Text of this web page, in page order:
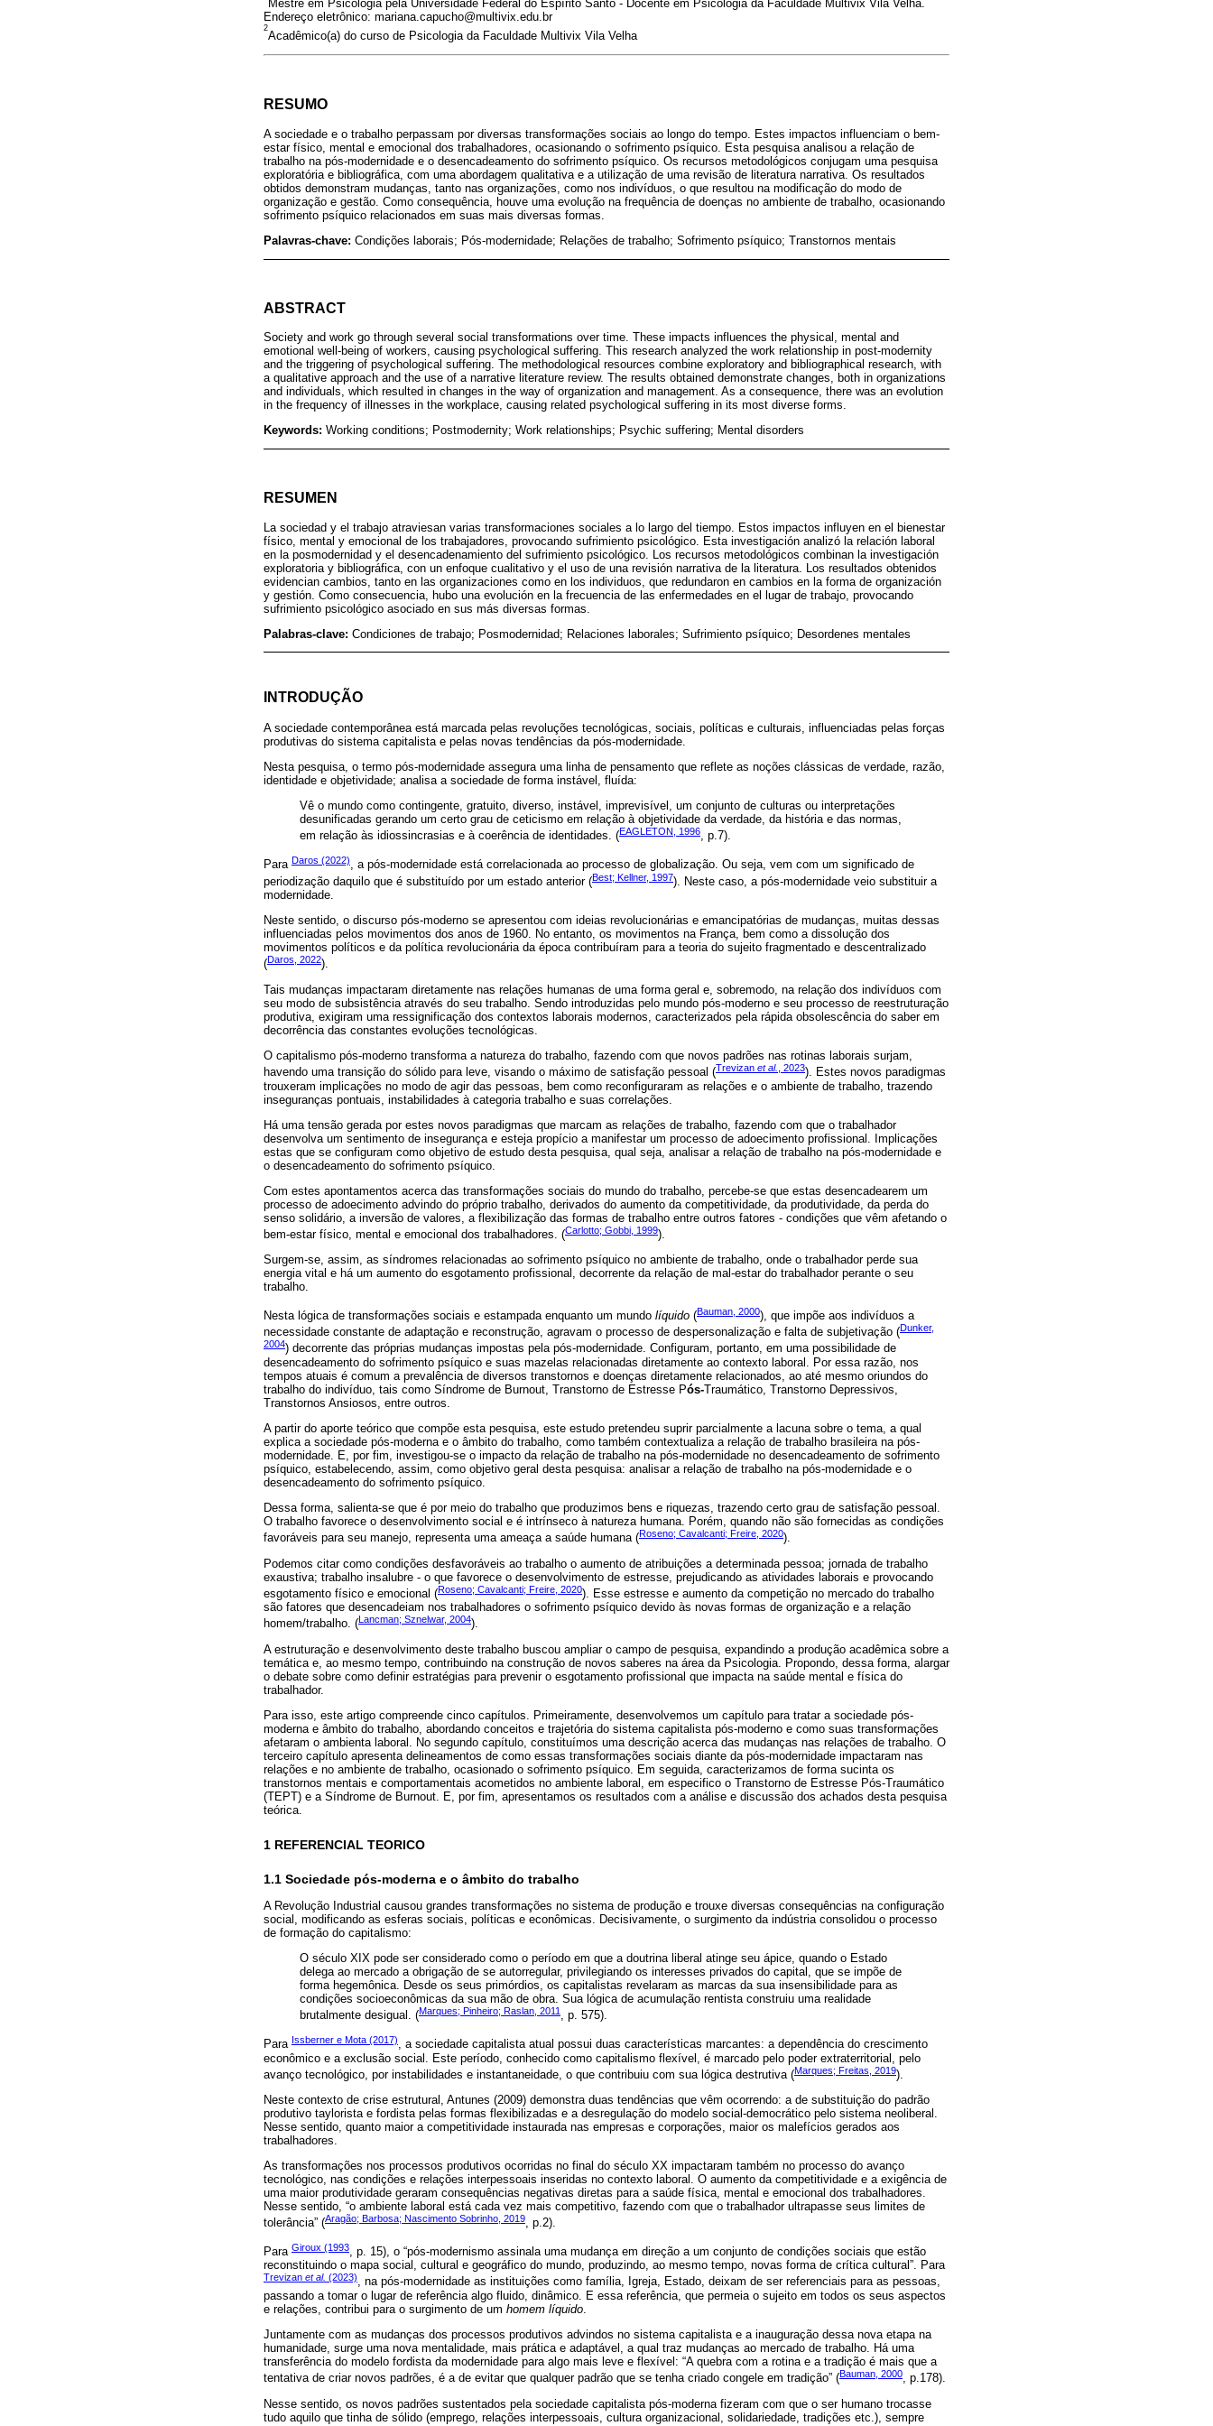
Mestre em Psicologia pela Universidade Federal do Espírito Santo - Docente em Psicologia da Faculdade Multivix Vila Velha.
Endereço eletrônico: mariana.capucho@multivix.edu.br
2
Acadêmico(a) do curso de Psicologia da Faculdade Multivix Vila Velha
RESUMO
A sociedade e o trabalho perpassam por diversas transformações sociais ao longo do tempo. Estes impactos influenciam o bem-
estar físico, mental e emocional dos trabalhadores, ocasionando o sofrimento psíquico. Esta pesquisa analisou a relação de
trabalho na pós-modernidade e o desencadeamento do sofrimento psíquico. Os recursos metodológicos conjugam uma pesquisa
exploratória e bibliográfica, com uma abordagem qualitativa e a utilização de uma revisão de literatura narrativa. Os resultados
obtidos demonstram mudanças, tanto nas organizações, como nos indivíduos, o que resultou na modificação do modo de
organização e gestão. Como consequência, houve uma evolução na frequência de doenças no ambiente de trabalho, ocasionando
sofrimento psíquico relacionados em suas mais diversas formas.
Palavras-chave: Condições laborais; Pós-modernidade; Relações de trabalho; Sofrimento psíquico; Transtornos mentais
ABSTRACT
Society and work go through several social transformations over time. These impacts influences the physical, mental and
emotional well-being of workers, causing psychological suffering. This research analyzed the work relationship in post-modernity
and the triggering of psychological suffering. The methodological resources combine exploratory and bibliographical research, with
a qualitative approach and the use of a narrative literature review. The results obtained demonstrate changes, both in organizations
and individuals, which resulted in changes in the way of organization and management. As a consequence, there was an evolution
in the frequency of illnesses in the workplace, causing related psychological suffering in its most diverse forms.
Keywords: Working conditions; Postmodernity; Work relationships; Psychic suffering; Mental disorders
RESUMEN
La sociedad y el trabajo atraviesan varias transformaciones sociales a lo largo del tiempo. Estos impactos influyen en el bienestar
físico, mental y emocional de los trabajadores, provocando sufrimiento psicológico. Esta investigación analizó la relación laboral
en la posmodernidad y el desencadenamiento del sufrimiento psicológico. Los recursos metodológicos combinan la investigación
exploratoria y bibliográfica, con un enfoque cualitativo y el uso de una revisión narrativa de la literatura. Los resultados obtenidos
evidencian cambios, tanto en las organizaciones como en los individuos, que redundaron en cambios en la forma de organización
y gestión. Como consecuencia, hubo una evolución en la frecuencia de las enfermedades en el lugar de trabajo, provocando
sufrimiento psicológico asociado en sus más diversas formas.
Palabras-clave: Condiciones de trabajo; Posmodernidad; Relaciones laborales; Sufrimiento psíquico; Desordenes mentales
INTRODUÇÃO
A sociedade contemporânea está marcada pelas revoluções tecnológicas, sociais, políticas e culturais, influenciadas pelas forças
produtivas do sistema capitalista e pelas novas tendências da pós-modernidade.
Nesta pesquisa, o termo pós-modernidade assegura uma linha de pensamento que reflete as noções clássicas de verdade, razão,
identidade e objetividade; analisa a sociedade de forma instável, fluída:
Vê o mundo como contingente, gratuito, diverso, instável, imprevisível, um conjunto de culturas ou interpretações
desunificadas gerando um certo grau de ceticismo em relação à objetividade da verdade, da história e das normas,
em relação às idiossincrasias e à coerência de identidades. (EAGLETON, 1996, p.7).
Para Daros (2022), a pós-modernidade está correlacionada ao processo de globalização. Ou seja, vem com um significado de
periodização daquilo que é substituído por um estado anterior (Best; Kellner, 1997). Neste caso, a pós-modernidade veio substituir a
modernidade.
Neste sentido, o discurso pós-moderno se apresentou com ideias revolucionárias e emancipatórias de mudanças, muitas dessas
influenciadas pelos movimentos dos anos de 1960. No entanto, os movimentos na França, bem como a dissolução dos
movimentos políticos e da política revolucionária da época contribuíram para a teoria do sujeito fragmentado e descentralizado
(Daros, 2022).
Tais mudanças impactaram diretamente nas relações humanas de uma forma geral e, sobremodo, na relação dos indivíduos com
seu modo de subsistência através do seu trabalho. Sendo introduzidas pelo mundo pós-moderno e seu processo de reestruturação
produtiva, exigiram uma ressignificação dos contextos laborais modernos, caracterizados pela rápida obsolescência do saber em
decorrência das constantes evoluções tecnológicas.
O capitalismo pós-moderno transforma a natureza do trabalho, fazendo com que novos padrões nas rotinas laborais surjam,
havendo uma transição do sólido para leve, visando o máximo de satisfação pessoal (Trevizan et al. , 2023). Estes novos paradigmas
trouxeram implicações no modo de agir das pessoas, bem como reconfiguraram as relações e o ambiente de trabalho, trazendo
inseguranças pontuais, instabilidades à categoria trabalho e suas correlações.
Há uma tensão gerada por estes novos paradigmas que marcam as relações de trabalho, fazendo com que o trabalhador
desenvolva um sentimento de insegurança e esteja propício a manifestar um processo de adoecimento profissional. Implicações
estas que se configuram como objetivo de estudo desta pesquisa, qual seja, analisar a relação de trabalho na pós-modernidade e
o desencadeamento do sofrimento psíquico.
Com estes apontamentos acerca das transformações sociais do mundo do trabalho, percebe-se que estas desencadearem um
processo de adoecimento advindo do próprio trabalho, derivados do aumento da competitividade, da produtividade, da perda do
senso solidário, a inversão de valores, a flexibilização das formas de trabalho entre outros fatores - condições que vêm afetando o
bem-estar físico, mental e emocional dos trabalhadores. (Carlotto; Gobbi, 1999).
Surgem-se, assim, as síndromes relacionadas ao sofrimento psíquico no ambiente de trabalho, onde o trabalhador perde sua
energia vital e há um aumento do esgotamento profissional, decorrente da relação de mal-estar do trabalhador perante o seu
trabalho.
Nesta lógica de transformações sociais e estampada enquanto um mundo líquido (Bauman, 2000), que impõe aos indivíduos a
necessidade constante de adaptação e reconstrução, agravam o processo de despersonalização e falta de subjetivação (Dunker,
2004) decorrente das próprias mudanças impostas pela pós-modernidade. Configuram, portanto, em uma possibilidade de
desencadeamento do sofrimento psíquico e suas mazelas relacionadas diretamente ao contexto laboral. Por essa razão, nos
tempos atuais é comum a prevalência de diversos transtornos e doenças diretamente relacionados, ao até mesmo oriundos do
trabalho do indivíduo, tais como Síndrome de Burnout, Transtorno de Estresse Pós-Traumático, Transtorno Depressivos,
Transtornos Ansiosos, entre outros.
A partir do aporte teórico que compõe esta pesquisa, este estudo pretendeu suprir parcialmente a lacuna sobre o tema, a qual
explica a sociedade pós-moderna e o âmbito do trabalho, como também contextualiza a relação de trabalho brasileira na pós-
modernidade. E, por fim, investigou-se o impacto da relação de trabalho na pós-modernidade no desencadeamento de sofrimento
psíquico, estabelecendo, assim, como objetivo geral desta pesquisa: analisar a relação de trabalho na pós-modernidade e o
desencadeamento do sofrimento psíquico.
Dessa forma, salienta-se que é por meio do trabalho que produzimos bens e riquezas, trazendo certo grau de satisfação pessoal.
O trabalho favorece o desenvolvimento social e é intrínseco à natureza humana. Porém, quando não são fornecidas as condições
favoráveis para seu manejo, representa uma ameaça a saúde humana (Roseno; Cavalcanti; Freire, 2020).
Podemos citar como condições desfavoráveis ao trabalho o aumento de atribuições a determinada pessoa; jornada de trabalho
exaustiva; trabalho insalubre - o que favorece o desenvolvimento de estresse, prejudicando as atividades laborais e provocando
esgotamento físico e emocional (Roseno; Cavalcanti; Freire, 2020). Esse estresse e aumento da competição no mercado do trabalho
são fatores que desencadeiam nos trabalhadores o sofrimento psíquico devido às novas formas de organização e a relação
homem/trabalho. (Lancman; Sznelwar, 2004).
A estruturação e desenvolvimento deste trabalho buscou ampliar o campo de pesquisa, expandindo a produção acadêmica sobre a
temática e, ao mesmo tempo, contribuindo na construção de novos saberes na área da Psicologia. Propondo, dessa forma, alargar
o debate sobre como definir estratégias para prevenir o esgotamento profissional que impacta na saúde mental e física do
trabalhador.
Para isso, este artigo compreende cinco capítulos. Primeiramente, desenvolvemos um capítulo para tratar a sociedade pós-
moderna e âmbito do trabalho, abordando conceitos e trajetória do sistema capitalista pós-moderno e como suas transformações
afetaram o ambienta laboral. No segundo capítulo, constituímos uma descrição acerca das mudanças nas relações de trabalho. O
terceiro capítulo apresenta delineamentos de como essas transformações sociais diante da pós-modernidade impactaram nas
relações e no ambiente de trabalho, ocasionado o sofrimento psíquico. Em seguida, caracterizamos de forma sucinta os
transtornos mentais e comportamentais acometidos no ambiente laboral, em especifico o Transtorno de Estresse Pós-Traumático
(TEPT) e a Síndrome de Burnout. E, por fim, apresentamos os resultados com a análise e discussão dos achados desta pesquisa
teórica.
1 REFERENCIAL TEORICO
1.1 Sociedade pós-moderna e o âmbito do trabalho
A Revolução Industrial causou grandes transformações no sistema de produção e trouxe diversas consequências na configuração
social, modificando as esferas sociais, políticas e econômicas. Decisivamente, o surgimento da indústria consolidou o processo
de formação do capitalismo:
O século XIX pode ser considerado como o período em que a doutrina liberal atinge seu ápice, quando o Estado
delega ao mercado a obrigação de se autorregular, privilegiando os interesses privados do capital, que se impõe de
forma hegemônica. Desde os seus primórdios, os capitalistas revelaram as marcas da sua insensibilidade para as
condições socioeconômicas da sua mão de obra. Sua lógica de acumulação rentista construiu uma realidade
brutalmente desigual. (Marques; Pinheiro; Raslan, 2011 , p. 575).
Para Issberner e Mota (2017), a sociedade capitalista atual possui duas características marcantes: a dependência do crescimento
econômico e a exclusão social. Este período, conhecido como capitalismo flexível, é marcado pelo poder extraterritorial, pelo
avanço tecnológico, por instabilidades e instantaneidade, o que contribuiu com sua lógica destrutiva (Marques; Freitas, 2019).
Neste contexto de crise estrutural, Antunes (2009) demonstra duas tendências que vêm ocorrendo: a de substituição do padrão
produtivo taylorista e fordista pelas formas flexibilizadas e a desregulação do modelo social-democrático pelo sistema neoliberal.
Nesse sentido, quanto maior a competitividade instaurada nas empresas e corporações, maior os malefícios gerados aos
trabalhadores.
As transformações nos processos produtivos ocorridas no final do século XX impactaram também no processo do avanço
tecnológico, nas condições e relações interpessoais inseridas no contexto laboral. O aumento da competitividade e a exigência de
uma maior produtividade geraram consequências negativas diretas para a saúde física, mental e emocional dos trabalhadores.
Nesse sentido, “o ambiente laboral está cada vez mais competitivo, fazendo com que o trabalhador ultrapasse seus limites de
tolerância” (Aragão; Barbosa; Nascimento Sobrinho, 2019, p.2).
Para Giroux (1993, p. 15), o “pós-modernismo assinala uma mudança em direção a um conjunto de condições sociais que estão
reconstituindo o mapa social, cultural e geográfico do mundo, produzindo, ao mesmo tempo, novas forma de crítica cultural”. Para
Trevizan et al. (2023), na pós-modernidade as instituições como família, Igreja, Estado, deixam de ser referenciais para as pessoas,
passando a tomar o lugar de referência algo fluido, dinâmico. E essa referência, que permeia o sujeito em todos os seus aspectos
e relações, contribui para o surgimento de um homem líquido
Juntamente com as mudanças dos processos produtivos advindos no sistema capitalista e a inauguração dessa nova etapa na
humanidade, surge uma nova mentalidade, mais prática e adaptável, a qual traz mudanças ao mercado de trabalho. Há uma
transferência do modelo fordista da modernidade para algo mais leve e flexível: “A quebra com a rotina e a tradição é mais que a
tentativa de criar novos padrões, é a de evitar que qualquer padrão que se tenha criado congele em tradição” (Bauman, 2000, p.178).
Nesse sentido, os novos padrões sustentados pela sociedade capitalista pós-moderna fizeram com que o ser humano trocasse
tudo aquilo que tinha de sólido (emprego, relações interpessoais, cultura organizacional, solidariedade, tradições etc.), sempre